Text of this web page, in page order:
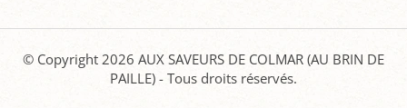
© Copyright 2026 AUX SAVEURS DE COLMAR (AU BRIN DE
PAILLE) - Tous droits réservés.